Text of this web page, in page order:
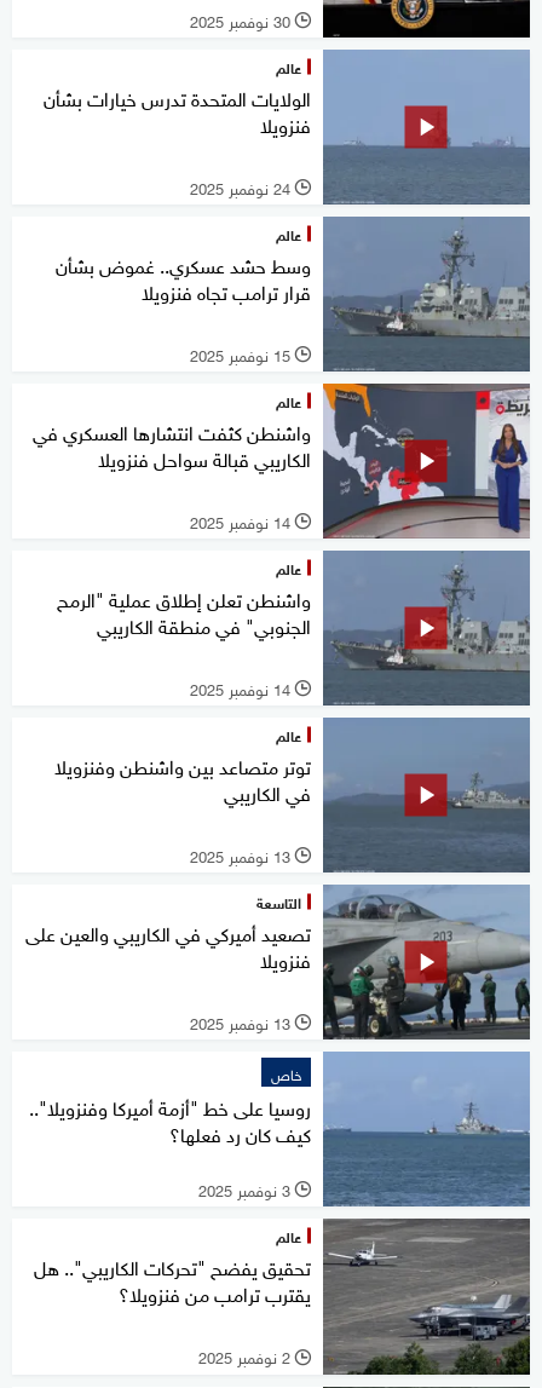
l 30 نوفمبر 2025
عالم
الولايات المتحدة تدرس خيارات بشأن
فنزويلا
l 24 نوفمبر 2025
عالم
وسط حشد عسكري.. غموض بشأن
قرار ترامب تجاه فنزويلا
l 15 نوفمبر 2025
عالم
واشنطن كثفت انتشارها العسكري في
الكاريبي قبالة سواحل فنزويلا
l 14 نوفمبر 2025
عالم
واشنطن تعلن إطلاق عملية "الرمح
الجنوبي" في منطقة الكاريبي
l 14 نوفمبر 2025
عالم
توتر متصاعد بين واشنطن وفنزويلا
في الكاريبي
l 13 نوفمبر 2025
التاسعة
تصعيد أميركي في الكاريبي والعين على
فنزويلا
l 13 نوفمبر 2025
خاص
روسيا على خط "أزمة أميركا وفنزويلا"..
كيف كان رد فعلها؟
l 3 نوفمبر 2025
عالم
تحقيق يفضح "تحركات الكاريبي".. هل
يقترب ترامب من فنزويلا؟
l 2 نوفمبر 2025